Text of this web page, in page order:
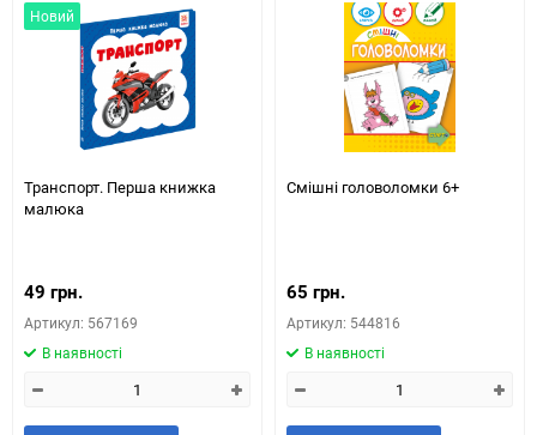
Новий
Транспорт. Перша книжка
малюка
49 грн.
Артикул: 567169
В наявності
Смішні головоломки 6+
65 грн.
Артикул: 544816
В наявності